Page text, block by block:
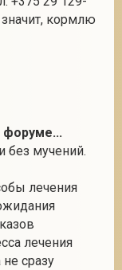
кормлю
без мучений.
лечения
лечения
сразу